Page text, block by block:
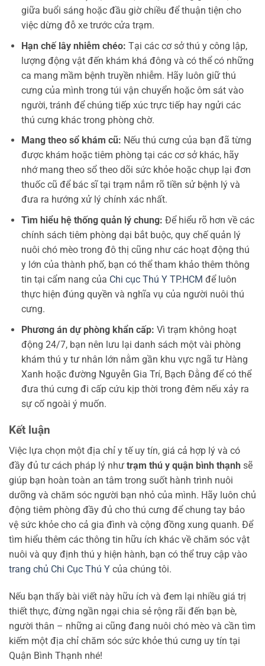
giữa buổi sáng hoặc đầu giờ chiều để thuận tiện cho
việc dừng đỗ xe trước cửa trạm.
Hạn chế lây nhiễm chéo: Tại các cơ sở thú y công lập,
lượng động vật đến khám khá đông và có thể có những
ca mang mầm bệnh truyền nhiễm. Hãy luôn giữ thú
cưng của mình trong túi vận chuyển hoặc ôm sát vào
người, tránh để chúng tiếp xúc trực tiếp hay ngửi các
thú cưng khác trong phòng chờ.
Mang theo sổ khám cũ: Nếu thú cưng của bạn đã từng
được khám hoặc tiêm phòng tại các cơ sở khác, hãy
nhớ mang theo sổ theo dõi sức khỏe hoặc chụp lại đơn
thuốc cũ để bác sĩ tại trạm nắm rõ tiền sử bệnh lý và
đưa ra hướng xử lý chính xác nhất.
Tìm hiểu hệ thống quản lý chung: Để hiểu rõ hơn về các
chính sách tiêm phòng dại bắt buộc, quy chế quản lý
nuôi chó mèo trong đô thị cũng như các hoạt động thú
y lớn của thành phố, bạn có thể tham khảo thêm thông
tin tại cẩm nang của Chi cục Thú Y TP.HCM để luôn
thực hiện đúng quyền và nghĩa vụ của người nuôi thú
cưng.
Phương án dự phòng khẩn cấp: Vì trạm không hoạt
động 24/7, bạn nên lưu lại danh sách một vài phòng
khám thú y tư nhân lớn nằm gần khu vực ngã tư Hàng
Xanh hoặc đường Nguyễn Gia Trí, Bạch Đằng để có thể
đưa thú cưng đi cấp cứu kịp thời trong đêm nếu xảy ra
sự cố ngoài ý muốn.
Kết luận
Việc lựa chọn một địa chỉ y tế uy tín, giá cả hợp lý và có
đầy đủ tư cách pháp lý như trạm thú y quận bình thạnh sẽ
giúp bạn hoàn toàn an tâm trong suốt hành trình nuôi
dưỡng và chăm sóc người bạn nhỏ của mình. Hãy luôn chủ
động tiêm phòng đầy đủ cho thú cưng để chung tay bảo
vệ sức khỏe cho cả gia đình và cộng đồng xung quanh. Để
tìm hiểu thêm các thông tin hữu ích khác về chăm sóc vật
nuôi và quy định thú y hiện hành, bạn có thể truy cập vào
trang chủ Chi Cục Thú Y của chúng tôi.
Nếu bạn thấy bài viết này hữu ích và đem lại nhiều giá trị
thiết thực, đừng ngần ngại chia sẻ rộng rãi đến bạn bè,
người thân – những ai cũng đang nuôi chó mèo và cần tìm
kiếm một địa chỉ chăm sóc sức khỏe thú cưng uy tín tại
Quận Bình Thạnh nhé!